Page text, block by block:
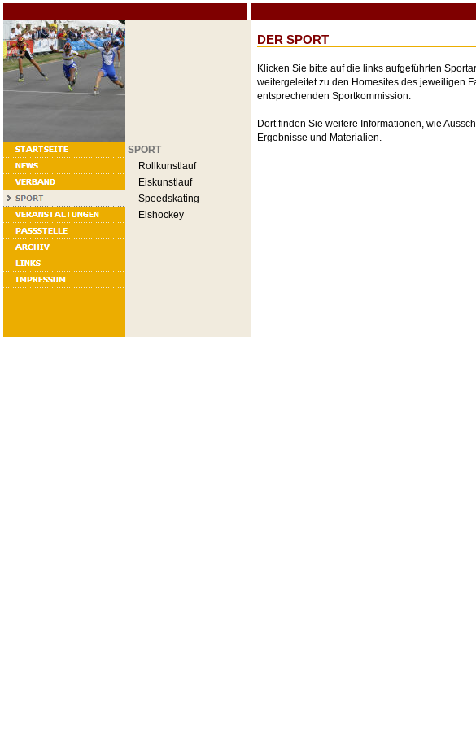
SPORT
Rollkunstlauf
Eiskunstlauf
Speedskating
Eishockey
DER SPORT
Klicken Sie bitte auf die links aufgeführten
weitergeleitet zu den Homesites des jeweiligen
entsprechenden Sportkommission.
Dort finden Sie weitere Informationen, wie
Ergebnisse und Materialien.